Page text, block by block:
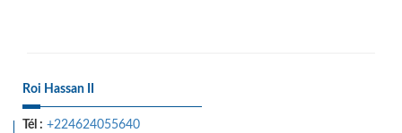
Roi Hassan II
Tél : +224624055640